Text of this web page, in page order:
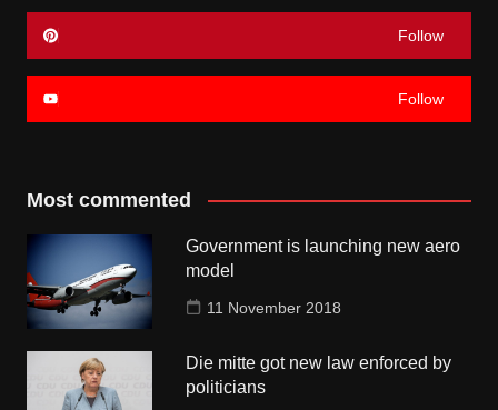
Follow
Follow
Most commented
Government is launching new aero
model
11 November 2018
Die mitte got new law enforced by
politicians